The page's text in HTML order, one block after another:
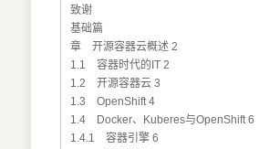
致谢
基础篇
章 开源容器云概述 2
1.1 容器时代的IT 2
1.2 开源容器云 3
1.3 OpenShift 4
1.4 Docker、Kuberes与OpenShift 6
1.4.1 容器引擎 6